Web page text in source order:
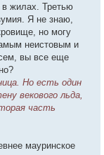
в жилах. Третью
Я не знаю,
но могу
неистовым и
вы все еще
Но есть один
векового льда,
часть
мауринское